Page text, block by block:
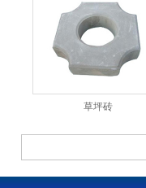
草坪砖